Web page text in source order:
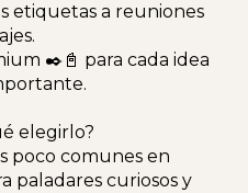
etiquetas a reuniones
✒️📓 para cada idea
elegirlo?
poco comunes en
paladares curiosos y